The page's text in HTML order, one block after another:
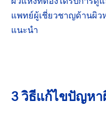
แพทย์ผู้เชี่ยวชาญด้านผิว
แนะนำ
3 วิธีแก้ไขปัญหา